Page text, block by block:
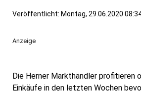
Veröffentlicht: Montag, 29.06.2020
Anzeige
Die Herner Markthändler profitieren
Einkäufe in den letzten Wochen